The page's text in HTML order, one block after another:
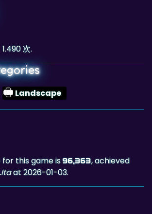
次.
Landscape
for this game is96,363, achieved
at 2026-01-03.